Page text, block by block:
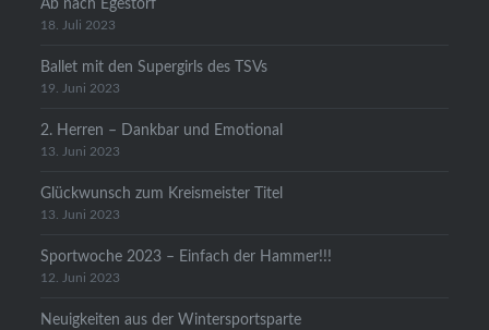
Ab nach Egestorf
18. Juli 2023
Ballet mit den Supergirls des TSVs
19. Juni 2023
2. Herren – Dankbar und Emotional
13. Juni 2023
Glückwunsch zum Kreismeister Titel
13. Juni 2023
Sportwoche 2023 – Einfach der Hammer!!!
12. Juni 2023
Neuigkeiten aus der Wintersportsparte